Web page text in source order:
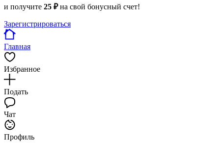
и получите 25 ₽на свой бонусный счет!
Зарегистрироваться
Главная
Избранное
Подать
Чат
Профиль